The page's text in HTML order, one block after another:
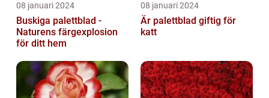
08 januari 2024
Buskiga palettblad -
Naturens färgexplosion
för ditt hem
08 januari 2024
Är palettblad giftig för
katt